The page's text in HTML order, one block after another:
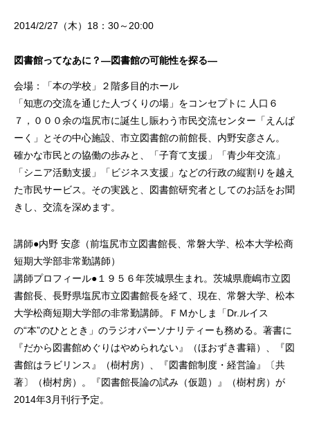
2014/2/27（木）18：30～20:00
図書館ってなあに？―図書館の可能性を探る―
会場：「本の学校」２階多目的ホール
「知恵の交流を通じた人づくりの場」をコンセプトに 人口６
７，０００余の塩尻市に誕生し賑わう市民交流センター「えんぱ
ーく」とその中心施設、市立図書館の前館長、内野安彦さん。
確かな市民との協働の歩みと、「子育て支援」「青少年交流」
「シニア活動支援」「ビジネス支援」などの行政の縦割りを越え
た市民サービス。その実践と、図書館研究者としてのお話をお聞
きし、交流を深めます。
講師●内野 安彦（前塩尻市立図書館長、常磐大学、松本大学松商
短期大学部非常勤講師）
講師プロフィール●１９５６年茨城県生まれ。茨城県鹿嶋市立図
書館長、長野県塩尻市立図書館長を経て、現在、常磐大学、松本
大学松商短期大学部の非常勤講師。ＦＭかしま「Dr.ルイス
の“本”のひととき」のラジオパーソナリティーも務める。著書に
『だから図書館めぐりはやめられない』（ほおずき書籍）、『図
書館はラビリンス』（樹村房）、『図書館制度・経営論』〔共
著〕（樹村房）。『図書館長論の試み（仮題）』（樹村房）が
2014年3月刊行予定。